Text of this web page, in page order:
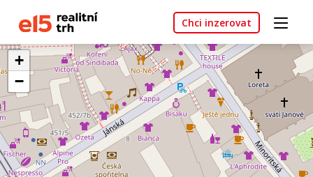
Chci inzerovat
+
−